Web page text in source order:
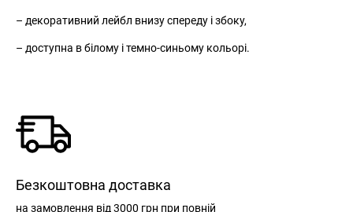
– декоративний лейбл внизу спереду і збоку,
– доступна в білому і темно-синьому кольорі.
Безкоштовна доставка
на замовлення від 3000 грн при повній